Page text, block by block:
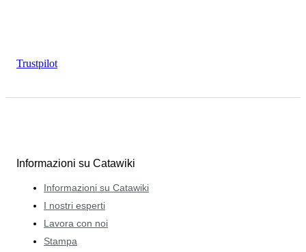
Trustpilot
Informazioni su Catawiki
Informazioni su Catawiki
I nostri esperti
Lavora con noi
Stampa